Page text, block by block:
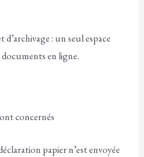
d’archivage : un seul espace
en ligne.
concernés
papier n’est envoyée